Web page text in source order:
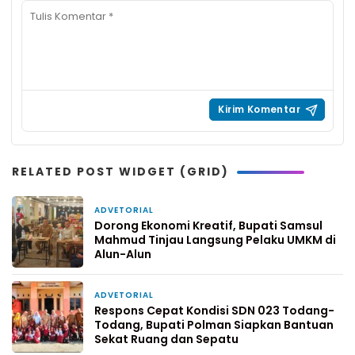
RELATED POST WIDGET (GRID)
ADVETORIAL
Dorong Ekonomi Kreatif, Bupati Samsul
Mahmud Tinjau Langsung Pelaku UMKM di
Alun-Alun
ADVETORIAL
Respons Cepat Kondisi SDN 023 Todang-
Todang, Bupati Polman Siapkan Bantuan
Sekat Ruang dan Sepatu